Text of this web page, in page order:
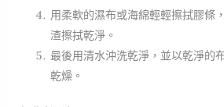
用柔軟的濕布或海綿輕輕擦拭膠條
渣擦拭乾淨。
最後用清水沖洗乾淨，並以乾淨的
乾燥。